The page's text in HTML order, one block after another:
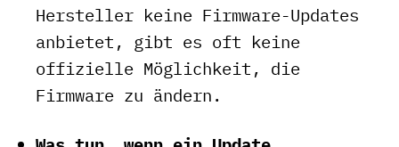
Hersteller keine Firmware-Updates
anbietet, gibt es oft keine
offizielle Möglichkeit, die
Firmware zu ändern.